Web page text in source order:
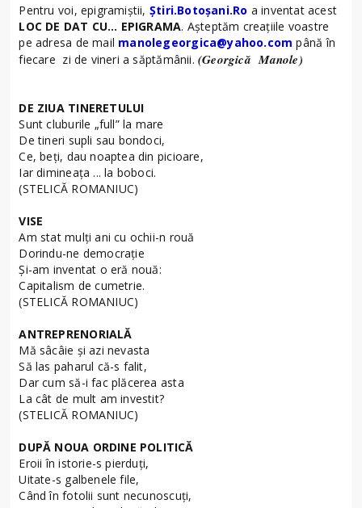
Pentru voi, epigramiştii, Ştiri.Botoșani.Ro a inventat acest
LOC DE DAT CU… EPIGRAMA. Aşteptăm creaţiile voastre
pe adresa de mail manolegeorgica@yahoo.com până în
fiecare zi de vineri a săptămânii. (Georgică Manole)
DE ZIUA TINERETULUI
Sunt cluburile „full” la mare
De tineri supli sau bondoci,
Ce, beţi, dau noaptea din picioare,
Iar dimineaţa ... la boboci.
(STELICĂ ROMANIUC)
VISE
Am stat mulți ani cu ochii-n rouă
Dorindu-ne democrație
Şi-am inventat o eră nouă:
Capitalism de cumetrie.
(STELICĂ ROMANIUC)
ANTREPRENORIALĂ
Mă sâcâie şi azi nevasta
Să las paharul că-s falit,
Dar cum să-i fac plăcerea asta
La cât de mult am investit?
(STELICĂ ROMANIUC)
DUPĂ NOUA ORDINE POLITICĂ
Eroii în istorie-s pierduţi,
Uitate-s galbenele file,
Când în fotolii sunt necunoscuţi,